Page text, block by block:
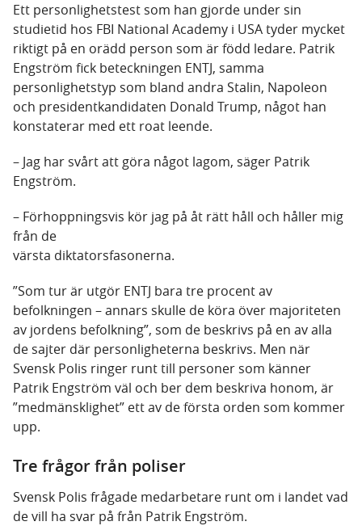
Ett personlighetstest som han gjorde under sin
studietid hos FBI National Academy i USA tyder mycket
riktigt på en orädd person som är född ledare. Patrik
Engström fick beteckningen ENTJ, samma
personlighetstyp som bland andra Stalin, Napoleon
och presidentkandidaten Donald Trump, något han
konstaterar med ett roat leende.
– Jag har svårt att göra något lagom, säger Patrik
Engström.
– Förhoppningsvis kör jag på åt rätt håll och håller mig
från de
värsta diktatorsfasonerna.
”Som tur är utgör ENTJ bara tre procent av
befolkningen – annars skulle de köra över majoriteten
av jordens befolkning”, som de beskrivs på en av alla
de sajter där personligheterna beskrivs. Men när
Svensk Polis ringer runt till personer som känner
Patrik Engström väl och ber dem beskriva honom, är
”medmänsklighet” ett av de första orden som kommer
upp.
Tre frågor från poliser
Svensk Polis frågade medarbetare runt om i landet vad
de vill ha svar på från Patrik Engström.